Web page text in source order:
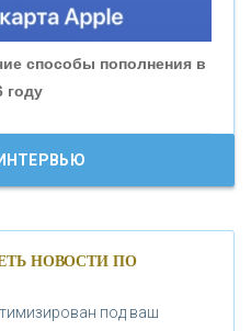
БАНК»
способы пополнения в
году
НОВОСТИ ПО
под ваш